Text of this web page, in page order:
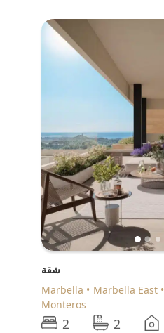
شقة
Marbella
Marbella East
Monteros
2 2